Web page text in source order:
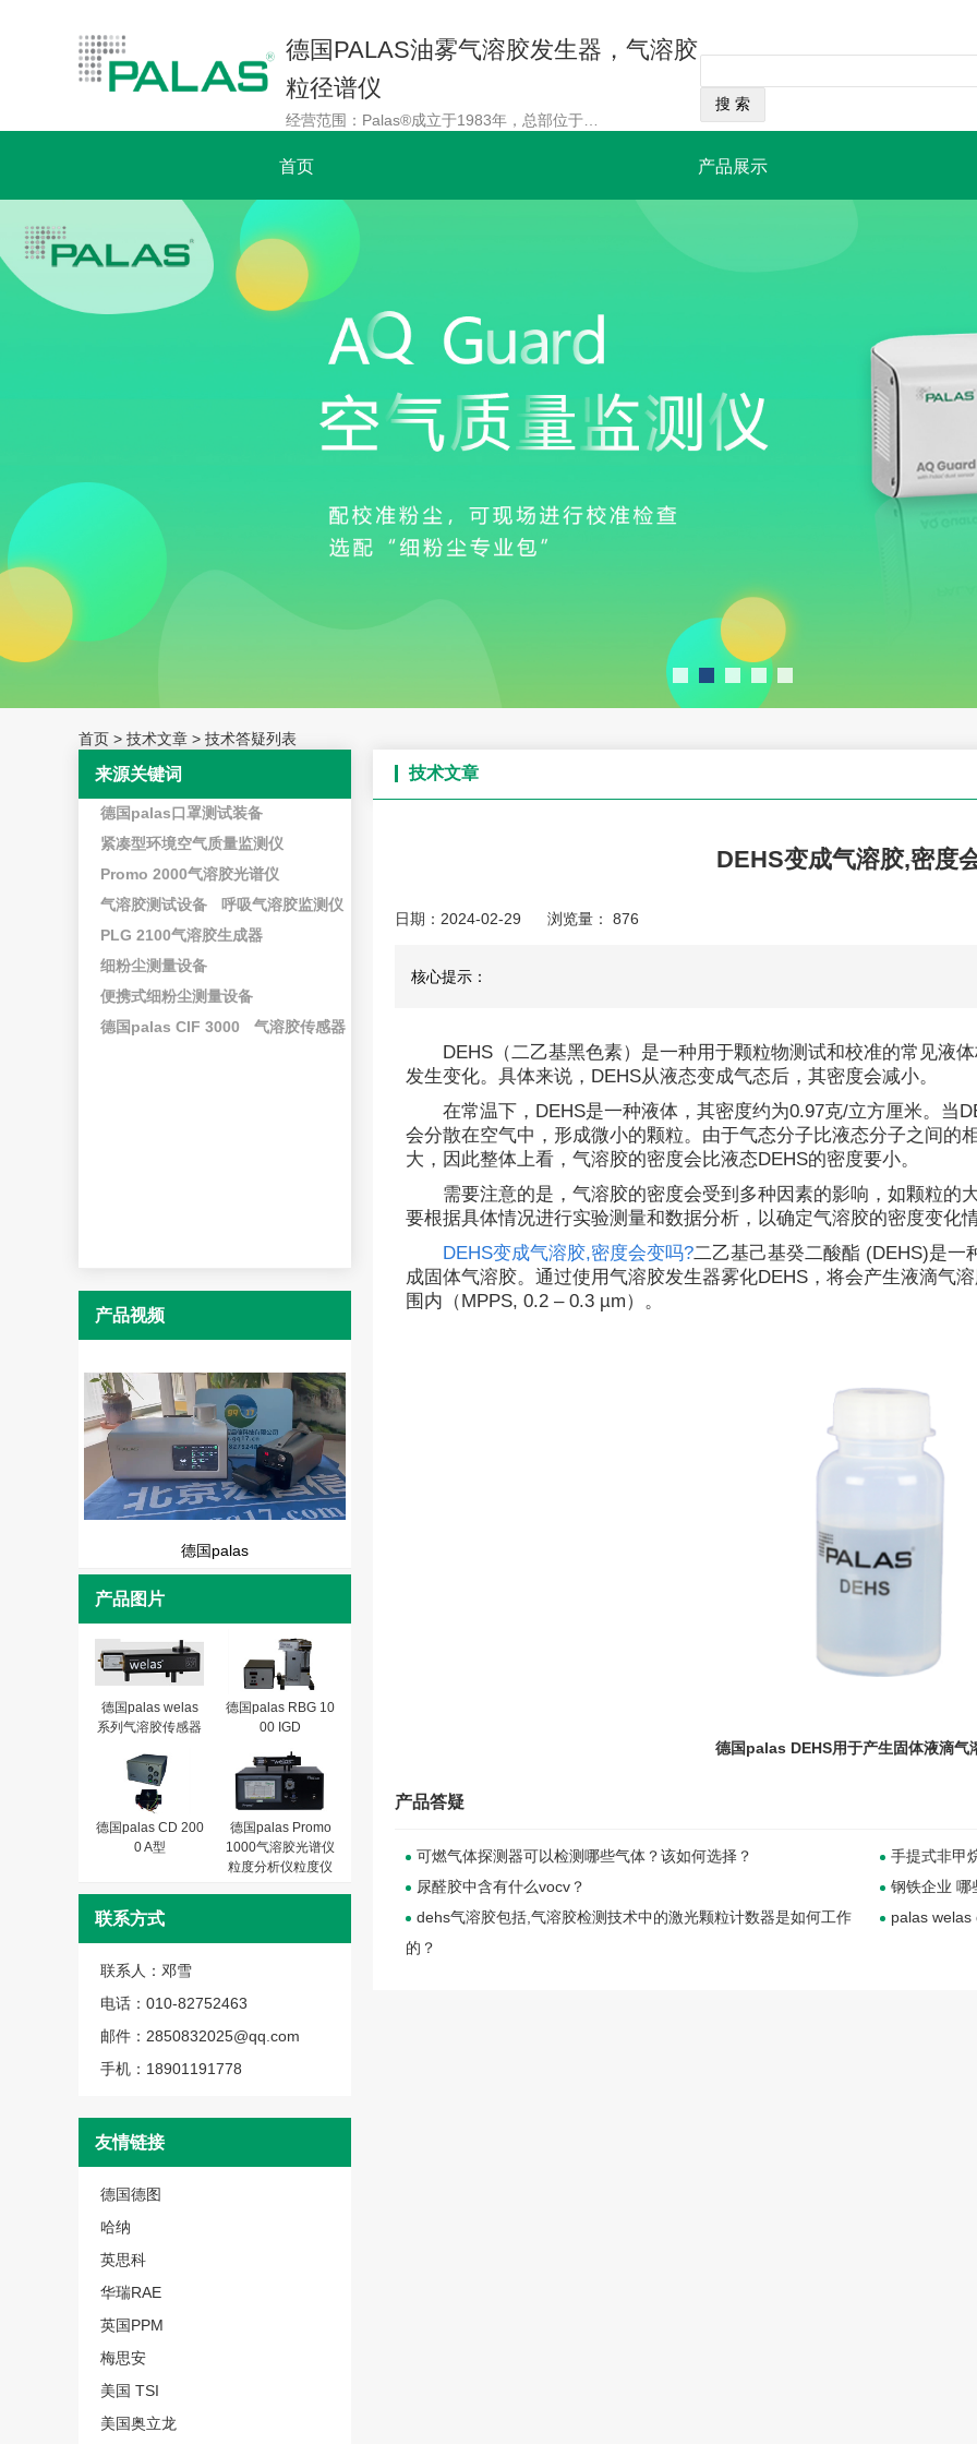
德国PALAS油雾气溶胶发生器，气溶胶
粒径谱仪
首页 产品展示
首页 > 技术文章 > 技术答疑列表
来源关键词
德国palas口罩测试装备
紧凑型环境空气质量监测仪
Promo 2000气溶胶光谱仪
气溶胶测试设备
呼吸气溶胶监测仪
PLG 2100气溶胶生成器
细粉尘测量设备
便携式细粉尘测量设备
德国palas CIF 3000
气溶胶传感器
产品视频
德国palas
产品图片
德国palas welas
系列气溶胶传感器
德国palas RBG 10
00 IGD
德国palas CD 200
0 A型
德国palas Promo
1000气溶胶光谱仪
粒度分析仪粒度仪
联系方式
联系人：邓雪
电话：010-82752463
邮件：2850832025@qq.com
手机：18901191778
友情链接
德国德图
哈纳
英思科
华瑞RAE
英国PPM
梅思安
美国 TSI
美国奥立龙
技术文章
DEHS变成气溶胶,密度
日期：2024-02-29 浏览量： 876
核心提示：
DEHS（二乙基黑色素）是一种用于颗粒物测试和校准的常见液
发生变化。具体来说，DEHS从液态变成气态后，其密度会减小。
在常温下，DEHS是一种液体，其密度约为0.97克/立方厘米。当
会分散在空气中，形成微小的颗粒。由于气态分子比液态分子之间的
大，因此整体上看，气溶胶的密度会比液态DEHS的密度要小。
需要注意的是，气溶胶的密度会受到多种因素的影响，如颗粒的
要根据具体情况进行实验测量和数据分析，以确定气溶胶的密度变化
DEHS变成气溶胶,密度会变吗?二乙基己基癸二酸酯 (DEHS)是一
成固体气溶胶。通过使用气溶胶发生器雾化DEHS，将会产生液滴气
围内（MPPS, 0.2 – 0.3 µm）。
德国palas DEHS用于产生固体液滴气
产品答疑
可燃气体探测器可以检测哪些气体？该如何选择？
尿醛胶中含有什么vocv？
dehs气溶胶包括,气溶胶检测技术中的激光颗粒计数器是如何工作
的？
手提式非甲
钢铁企业 哪
palas welas